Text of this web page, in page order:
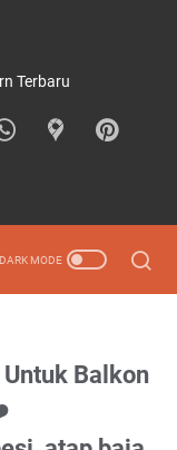
Terbaru
Balkon